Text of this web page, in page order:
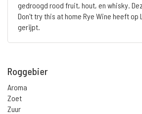
gedroogd rood fruit, hout, en whisky.
Don't try this at home Rye Wine heeft op
gerijpt.
Roggebier
Aroma
Zoet
Zuur